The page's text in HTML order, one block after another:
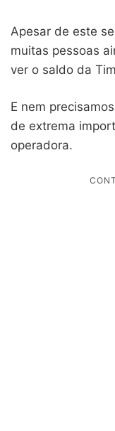
Apesar de este
muitas pessoas
ver o saldo da
E nem
de extrema
operadora.